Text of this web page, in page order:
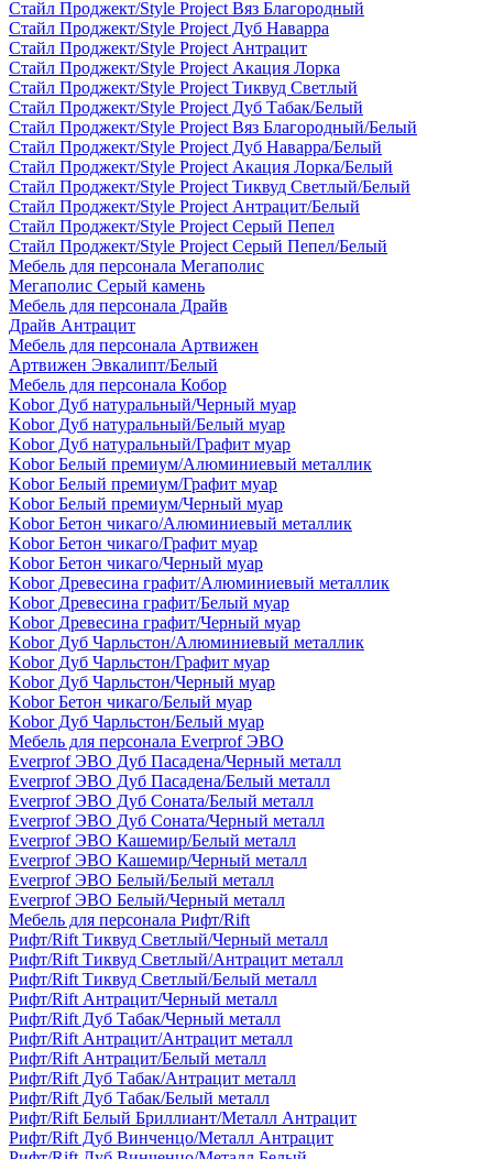
Стайл Проджект/Style Project Вяз Благородный
Стайл Проджект/Style Project Дуб Наварра
Стайл Проджект/Style Project Антрацит
Стайл Проджект/Style Project Акация Лорка
Стайл Проджект/Style Project Тиквуд Светлый
Стайл Проджект/Style Project Дуб Табак/Белый
Стайл Проджект/Style Project Вяз Благородный/Белый
Стайл Проджект/Style Project Дуб Наварра/Белый
Стайл Проджект/Style Project Акация Лорка/Белый
Стайл Проджект/Style Project Тиквуд Светлый/Белый
Стайл Проджект/Style Project Антрацит/Белый
Стайл Проджект/Style Project Серый Пепел
Стайл Проджект/Style Project Серый Пепел/Белый
Мебель для персонала Мегаполис
Мегаполис Серый камень
Мебель для персонала Драйв
Драйв Антрацит
Мебель для персонала Артвижен
Артвижен Эвкалипт/Белый
Мебель для персонала Кобор
Kobor Дуб натуральный/Черный муар
Kobor Дуб натуральный/Белый муар
Kobor Дуб натуральный/Графит муар
Kobor Белый премиум/Алюминиевый металлик
Kobor Белый премиум/Графит муар
Kobor Белый премиум/Черный муар
Kobor Бетон чикаго/Алюминиевый металлик
Kobor Бетон чикаго/Графит муар
Kobor Бетон чикаго/Черный муар
Kobor Древесина графит/Алюминиевый металлик
Kobor Древесина графит/Белый муар
Kobor Древесина графит/Черный муар
Kobor Дуб Чарльстон/Алюминиевый металлик
Kobor Дуб Чарльстон/Графит муар
Kobor Дуб Чарльстон/Черный муар
Kobor Бетон чикаго/Белый муар
Kobor Дуб Чарльстон/Белый муар
Мебель для персонала Everprof ЭВО
Everprof ЭВО Дуб Пасадена/Черный металл
Everprof ЭВО Дуб Пасадена/Белый металл
Everprof ЭВО Дуб Соната/Белый металл
Everprof ЭВО Дуб Соната/Черный металл
Everprof ЭВО Кашемир/Белый металл
Everprof ЭВО Кашемир/Черный металл
Everprof ЭВО Белый/Белый металл
Everprof ЭВО Белый/Черный металл
Мебель для персонала Рифт/Rift
Рифт/Rift Тиквуд Светлый/Черный металл
Рифт/Rift Тиквуд Светлый/Антрацит металл
Рифт/Rift Тиквуд Светлый/Белый металл
Рифт/Rift Антрацит/Черный металл
Рифт/Rift Дуб Табак/Черный металл
Рифт/Rift Антрацит/Антрацит металл
Рифт/Rift Антрацит/Белый металл
Рифт/Rift Дуб Табак/Антрацит металл
Рифт/Rift Дуб Табак/Белый металл
Рифт/Rift Белый Бриллиант/Металл Антрацит
Рифт/Rift Дуб Винченцо/Металл Антрацит